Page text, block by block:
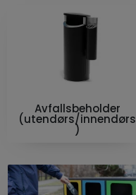
Avfallsbeholder
(utendørs/innendørs
)